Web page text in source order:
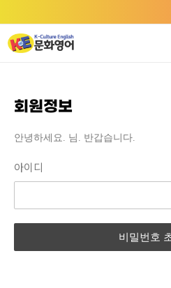
회원정보
안녕하세요. 님. 반갑습니다.
아이디